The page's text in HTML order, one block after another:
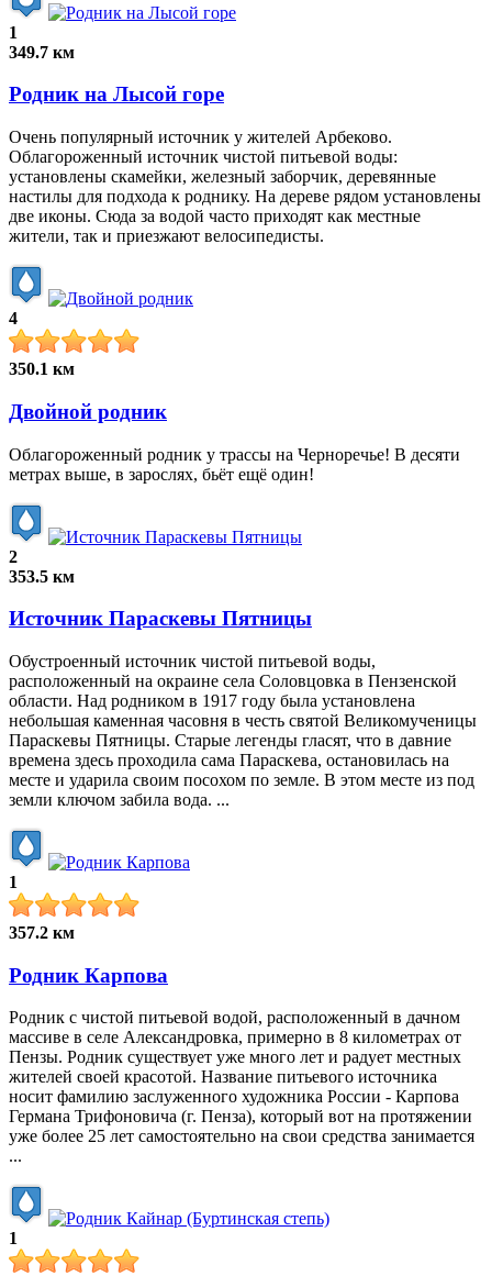
1
349.7 км
Родник на Лысой горе
Очень популярный источник у жителей Арбеково.
Облагороженный источник чистой питьевой воды:
установлены скамейки, железный заборчик, деревянные
настилы для подхода к роднику. На дереве рядом установлены
две иконы. Сюда за водой часто приходят как местные
жители, так и приезжают велосипедисты.
4
350.1 км
Двойной родник
Облагороженный родник у трассы на Черноречье! В десяти
метрах выше, в зарослях, бьёт ещё один!
2
353.5 км
Источник Параскевы Пятницы
Обустроенный источник чистой питьевой воды,
расположенный на окраине села Соловцовка в Пензенской
области. Над родником в 1917 году была установлена
небольшая каменная часовня в честь святой Великомученицы
Параскевы Пятницы. Старые легенды гласят, что в давние
времена здесь проходила сама Параскева, остановилась на
месте и ударила своим посохом по земле. В этом месте из под
земли ключом забила вода. ...
1
357.2 км
Родник Карпова
Родник с чистой питьевой водой, расположенный в дачном
массиве в селе Александровка, примерно в 8 километрах от
Пензы. Родник существует уже много лет и радует местных
жителей своей красотой. Название питьевого источника
носит фамилию заслуженного художника России - Карпова
Германа Трифоновича (г. Пенза), который вот на протяжении
уже более 25 лет самостоятельно на свои средства занимается
...
1